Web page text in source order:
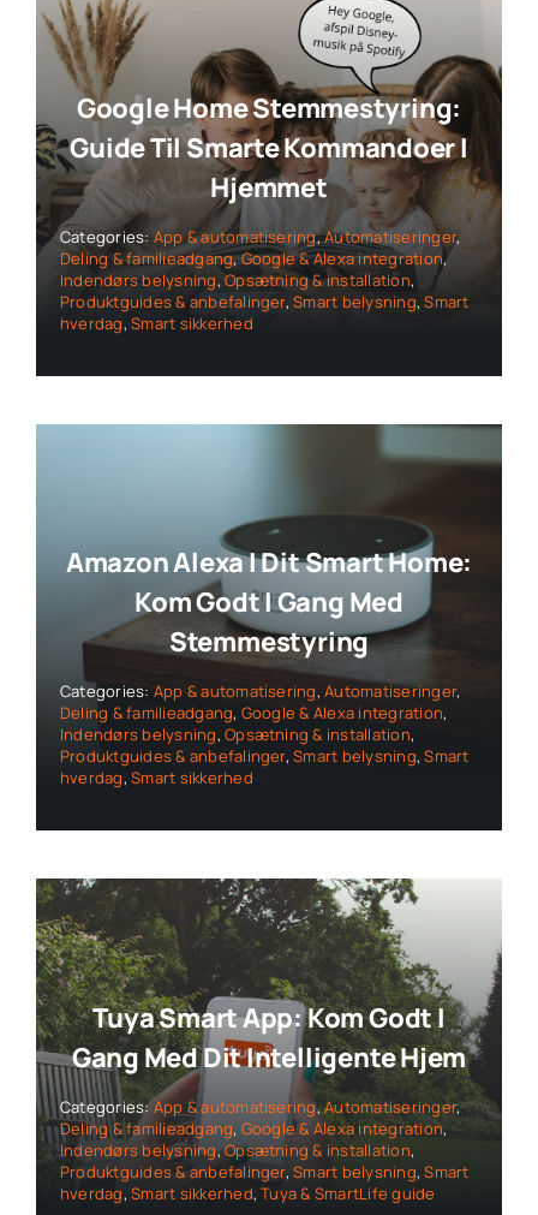
Google Home Stemmestyring:
Guide Til Smarte Kommandoer I
Hjemmet
Categories: App & automatisering,Automatiseringer,
Deling & familieadgang,Google & Alexa integration,
Indendørs belysning,Opsætning & installation,
Produktguides & anbefalinger,Smart belysning,Smart
hverdag,Smart sikkerhed
Amazon Alexa I Dit Smart Home:
Kom Godt I Gang Med
Stemmestyring
Categories: App & automatisering,Automatiseringer,
Deling & familieadgang, Google & Alexa integration,
Indendørs belysning,Opsætning & installation,
Produktguides & anbefalinger,Smart belysning,Smart
hverdag,Smart sikkerhed
Tuya Smart App: Kom Godt I
Gang Med Dit Intelligente Hjem
Categories:App & automatisering,Automatiseringer,
Deling & familieadgang, Google & Alexa integration,
Indendørs belysning,Opsætning & installation,
Produktguides & anbefalinger,Smart belysning,Smart
hverdag,Smart sikkerhed,Tuya & SmartLife guide